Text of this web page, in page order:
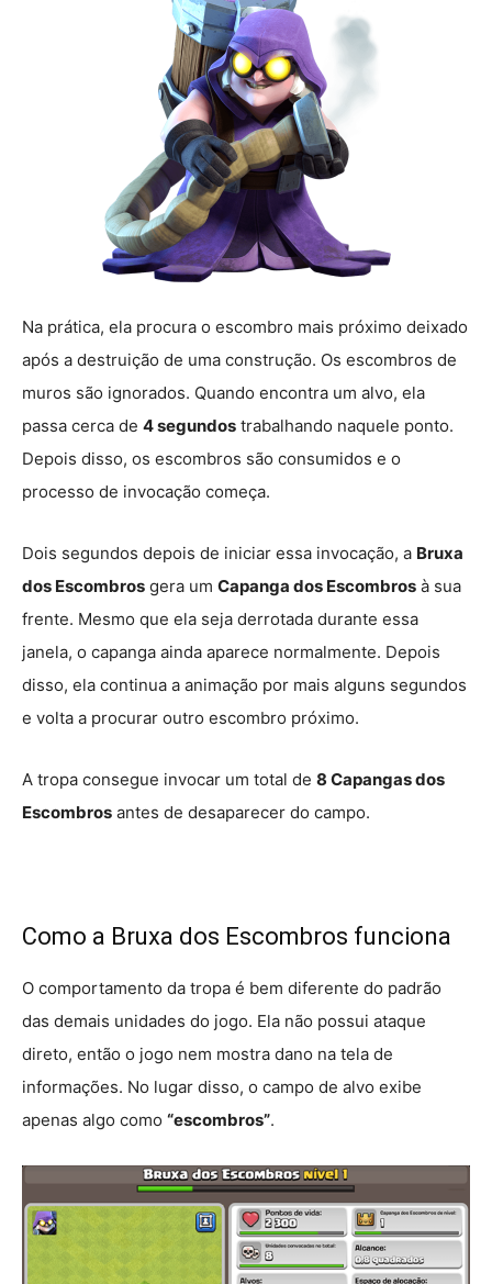
Na prática, ela procura o escombro mais próximo deixado
após a destruição de uma construção. Os escombros de
muros são ignorados. Quando encontra um alvo, ela
passa cerca de 4 segundos trabalhando naquele ponto.
Depois disso, os escombros são consumidos e o
processo de invocação começa.
Dois segundos depois de iniciar essa invocação, a Bruxa
dos Escombros gera um Capanga dos Escombros à sua
frente. Mesmo que ela seja derrotada durante essa
janela, o capanga ainda aparece normalmente. Depois
disso, ela continua a animação por mais alguns segundos
e volta a procurar outro escombro próximo.
A tropa consegue invocar um total de 8 Capangas dos
Escombros antes de desaparecer do campo.
Como a Bruxa dos Escombros funciona
O comportamento da tropa é bem diferente do padrão
das demais unidades do jogo. Ela não possui ataque
direto, então o jogo nem mostra dano na tela de
informações. No lugar disso, o campo de alvo exibe
apenas algo como “escombros”.